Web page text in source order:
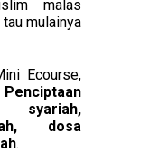
malas
mulainya
Ecourse,
Penciptaan
syariah,
dosa
.